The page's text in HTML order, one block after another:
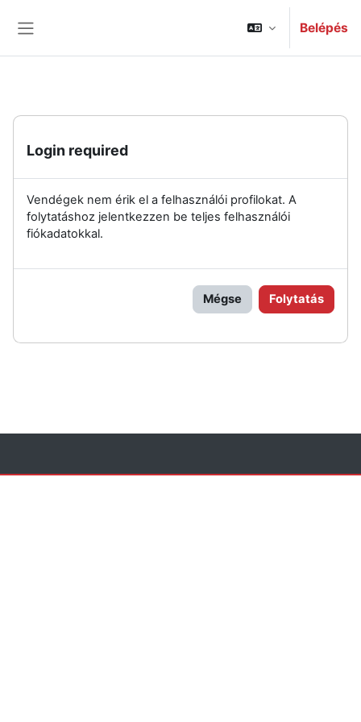
Belépés
Login required
Vendégek nem érik el a felhasználói profilokat. A
folytatáshoz jelentkezzen be teljes felhasználói
fiókadatokkal.
Mégse Folytatás